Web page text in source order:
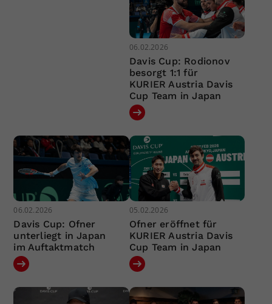
06.02.2026
Davis Cup: Rodionov
besorgt 1:1 für
KURIER Austria Davis
Cup Team in Japan
06.02.2026
Davis Cup: Ofner
unterliegt in Japan
im Auftaktmatch
05.02.2026
Ofner eröffnet für
KURIER Austria Davis
Cup Team in Japan